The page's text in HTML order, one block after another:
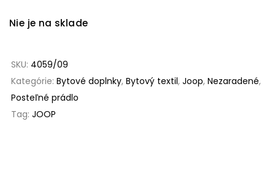
Nie je na sklade
SKU: 4059/09
Kategórie: Bytové doplnky, Bytový textil, Joop, Nezaradené,
Posteľné prádlo
Tag: JOOP